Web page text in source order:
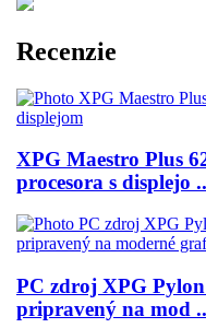
Recenzie
XPG Maestro Plus
procesora s displejo
PC zdroj XPG
pripravený na mod